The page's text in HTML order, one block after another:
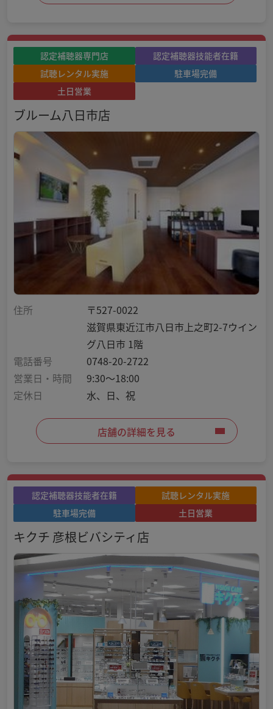
認定補聴器専門店
認定補聴器技能者在籍
試聴レンタル実施
駐車場完備
土日営業
ブルーム八日市店
住所
〒527-0022
滋賀県東近江市八日市上之町2-7ウイン
グ八日市 1階
電話番号
0748-20-2722
営業日・時間
9:30～18:00
定休日
水、日、祝
店舗の詳細を見る
認定補聴器技能者在籍
試聴レンタル実施
駐車場完備
土日営業
キクチ 彦根ビバシティ店